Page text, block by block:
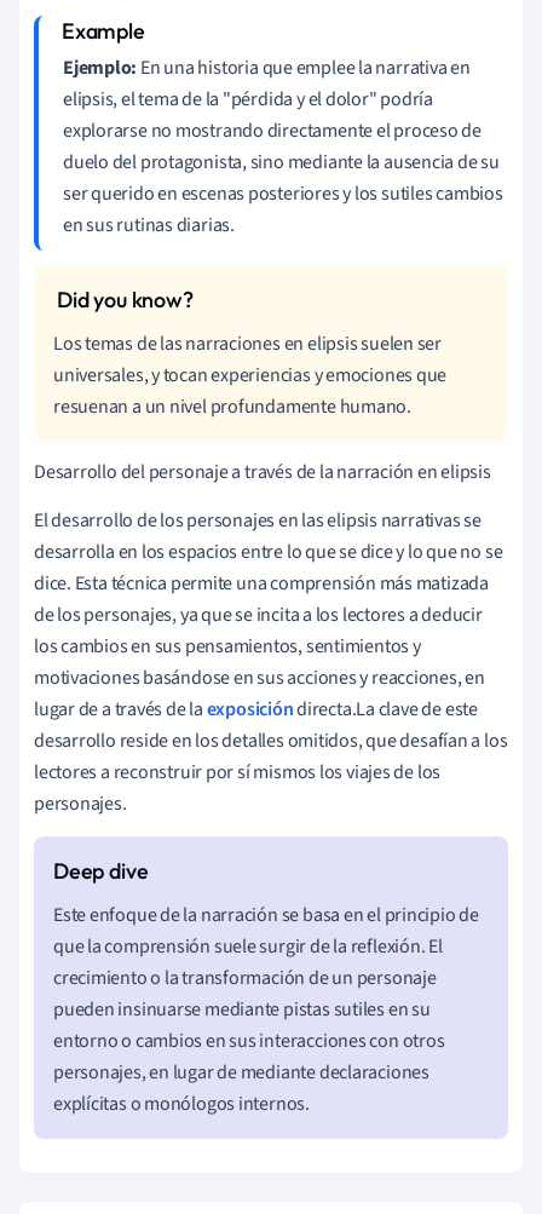
Ejemplo: En una historia que emplee la narrativa en
elipsis, el tema de la "pérdida y el dolor" podría
explorarse no mostrando directamente el proceso de
duelo del protagonista, sino mediante la ausencia de su
ser querido en escenas posteriores y los sutiles cambios
en sus rutinas diarias.
Los temas de las narraciones en elipsis suelen ser
universales, y tocan experiencias y emociones que
resuenan a un nivel profundamente humano.
Desarrollo del personaje a través de la narración en elipsis
El desarrollo de los personajes en las elipsis narrativas se
desarrolla en los espacios entre lo que se dice y lo que no se
dice. Esta técnica permite una comprensión más matizada
de los personajes, ya que se incita a los lectores a deducir
los cambios en sus pensamientos, sentimientos y
motivaciones basándose en sus acciones y reacciones, en
lugar de a través de laexposicióndirecta.La clave de este
desarrollo reside en los detalles omitidos, que desafían a los
lectores a reconstruir por sí mismos los viajes de los
personajes.
Este enfoque de la narración se basa en el principio de
que la comprensión suele surgir de la reflexión. El
crecimiento o la transformación de un personaje
pueden insinuarse mediante pistas sutiles en su
entorno o cambios en sus interacciones con otros
personajes, en lugar de mediante declaraciones
explícitas o monólogos internos.